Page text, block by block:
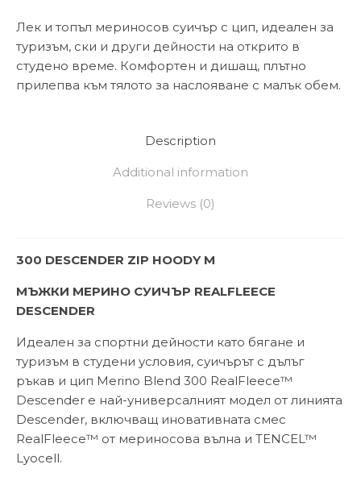
Лек и топъл мериносов суичър с цип, идеален за
туризъм, ски и други дейности на открито в
студено време. Комфортен и дишащ, плътно
прилепва към тялото за наслояване с малък обем.
Description
Additional information
Reviews (0)
300 DESCENDER ZIP HOODY M
МЪЖКИ МЕРИНО СУИЧЪР REALFLEECE
DESCENDER
Идеален за спортни дейности като бягане и
туризъм в студени условия, суичърът с дълъг
ръкав и цип Merino Blend 300 RealFleece™
Descender е най-универсалният модел от линията
Descender, включващ иновативната смес
RealFleece™ от мериносова вълна и TENCEL™
Lyocell.